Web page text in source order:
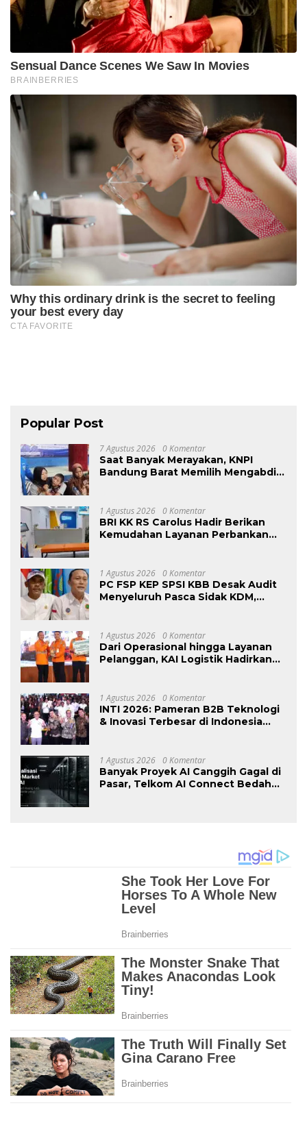
Popular Post
7 Agustus 2026 0 Komentar
Saat Banyak Merayakan, KNPI
Bandung Barat Memilih Mengabdi:
Warga Kurang Mampu
1 Agustus 2026 0 Komentar
BRI KK RS Carolus Hadir Berikan
Kemudahan Layanan Perbankan
1 Agustus 2026 0 Komentar
PC FSP KEP SPSI KBB Desak Audit
Menyeluruh Pasca Sidak KDM,
Ketenagakerjaan”
1 Agustus 2026 0 Komentar
Dari Operasional hingga Layanan
Pelanggan, KAI Logistik Hadirkan
1 Agustus 2026 0 Komentar
INTI 2026: Pameran B2B Teknologi
& Inovasi Terbesar di Indonesia
1 Agustus 2026 0 Komentar
Banyak Proyek AI Canggih Gagal di
Pasar, Telkom AI Connect Bedah